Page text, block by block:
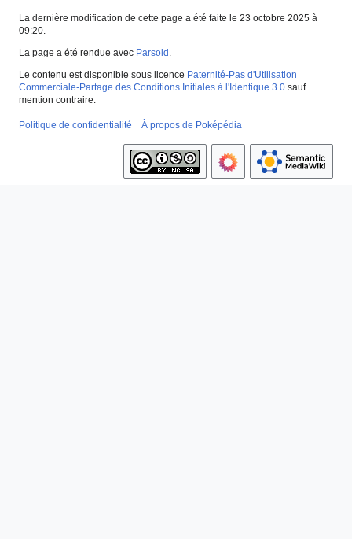
La dernière modification de cette page a été faite le 23 octobre 2025 à
09:20.
La page a été rendue avec Parsoid .
Le contenu est disponible sous licence Paternité-Pas d'Utilisation
Commerciale-Partage des Conditions Initiales à l'Identique 3.0 sauf
mention contraire.
Politique de confidentialité À propos de Poképédia